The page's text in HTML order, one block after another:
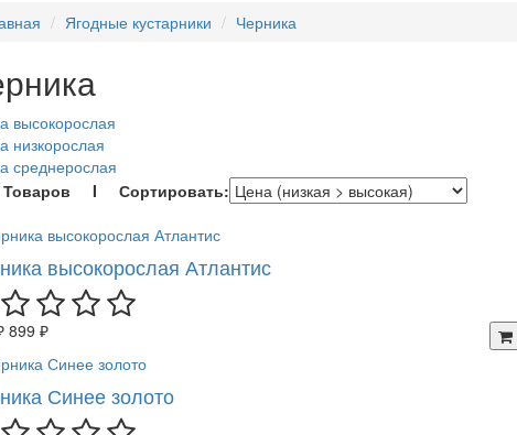
Ягодные кустарники Черника
высокорослая
низкорослая
среднерослая
Товаров I Сортировать:
высокорослая Атлантис
899 ₽
Синее золото